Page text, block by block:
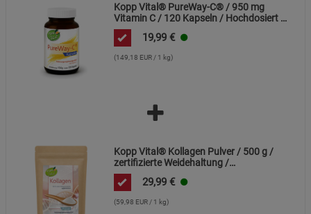
Kopp Vital® PureWay-C® / 950 mg
Vitamin C / 120 Kapseln / Hochdosiert /
Schnelle Resorption / Vegan
19,99 €
(149,18 EUR / 1 kg)
Kopp Vital® Kollagen Pulver / 500 g /
zertifizierte Weidehaltung /
Kollagenhydrolysat / Kollagenpeptid /
91% Eiweiß
29,99 €
(59,98 EUR / 1 kg)